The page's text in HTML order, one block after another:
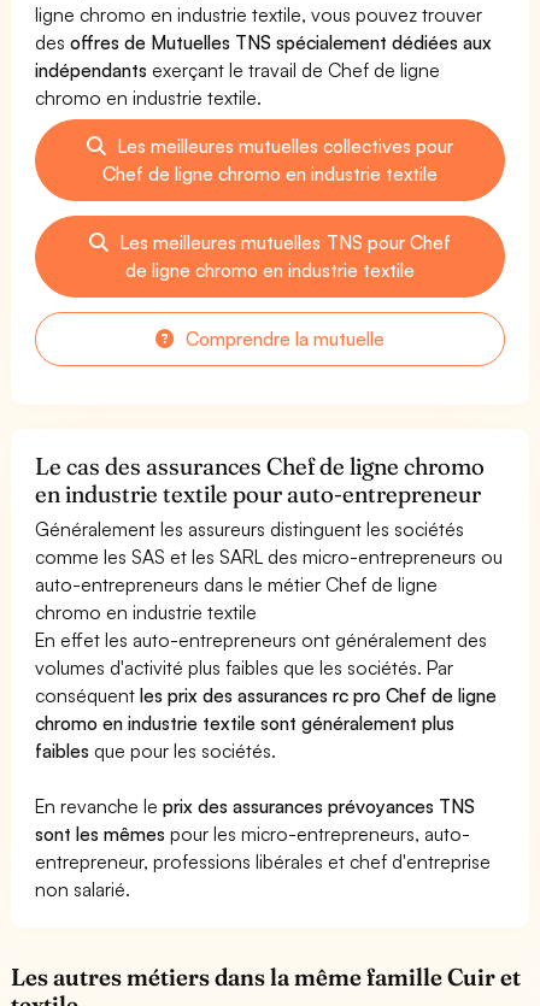
ligne chromo en industrie textile, vous pouvez trouver
desoffres de Mutuelles TNS spécialement dédiées aux
indépendants exerçant le travail de Chef de ligne
chromo en industrie textile.
Les meilleures mutuelles collectives pour
Chef de ligne chromo en industrie textile
Les meilleures mutuelles TNS pour Chef
de ligne chromo en industrie textile
Comprendre la mutuelle
Le cas des assurances Chef de ligne chromo
en industrie textile pour auto-entrepreneur
Généralement les assureurs distinguent les sociétés
comme les SAS et les SARL des micro-entrepreneurs ou
auto-entrepreneurs dans le métier Chef de ligne
chromo en industrie textile
En effet les auto-entrepreneurs ont généralement des
volumes d'activité plus faibles que les sociétés. Par
conséquentles prix des assurances rc pro Chef de ligne
chromo en industrie textile sont généralement plus
faibles que pour les sociétés.
En revanche leprix des assurances prévoyances TNS
sont les mêmes pour les micro-entrepreneurs, auto-
entrepreneur, professions libérales et chef d'entreprise
non salarié.
Les autres métiers dans la même famille Cuir et